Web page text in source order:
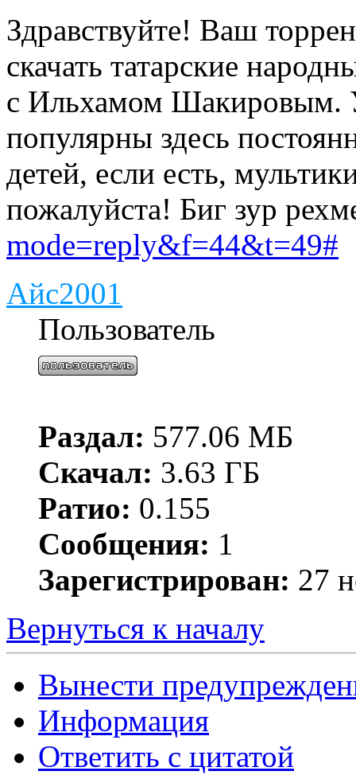
Здравствуйте! Ваш
скачать татарские
с Ильхамом Шакировым.
популярны здесь
детей, если есть,
пожалуйста! Биг зур
mode=reply&f=44&t=49#
Айс2001
Пользователь
Раздал: 577.06 МБ
Скачал: 3.63 ГБ
Ратио: 0.155
Сообщения: 1
Зарегистрирован: 27
Вернуться к началу
Вынести
Информация
Ответить с цитатой